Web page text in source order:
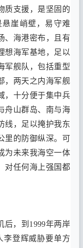
质支援， 是坚固的
悬崖峭壁，易守难
、 海港密布 ， 且有
想海军基地， 足以
军舰队 ，包括重型
， 两天之内海军舰
， 十分便于集中兵
舟山群岛、 南与海
线， 足以掩护我东
里的防御纵深。
可
为未来我海空一体
对任何海上强国都
后， 到 1999年两岸
李登辉威胁要单方